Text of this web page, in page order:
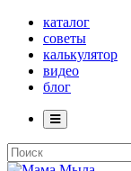
каталог
советы
калькулятор
видео
блог